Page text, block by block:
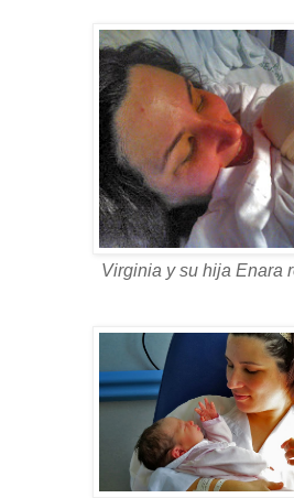
Virginia y su hija Enara